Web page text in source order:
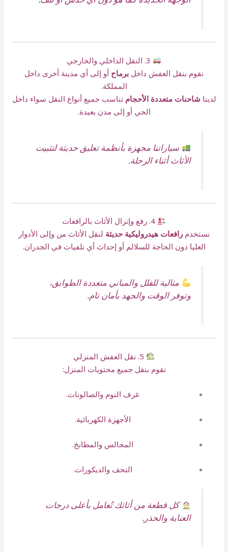
نقوم بنقل العفش داخل برماح أو إلى أي مدينة أخرى داخل
المملكة.
لدينا شاحنات متعددة الأحجام تناسب جميع أنواع النقل سواء داخل
الحي أو إلى مدن بعيدة.
سياراتنا مجهزة بأنظمة تعليق حديثة لتثبيت
الأثاث أثناء الرحلة.
4. رفع وإنزال الأثاث بالرافعات
نستخدم رافعات هيدروليكية حديثة لنقل الأثاث من وإلى الأدوار
العليا دون الحاجة للسلالم أو إحداث أي تلفيات في الجدران.
مثالية للفلل والمباني متعددة الطوابق،
وتوفر الوقت والجهد بأمان تام.
نقوم بنقل جميع محتويات المنزل:
غرف النوم والصالونات.
الأجهزة الكهربائية.
المجالس والمطابخ.
التحف والديكورات.
كل قطعة من أثاثك تُعامل بأعلى درجات
العناية والحذر.